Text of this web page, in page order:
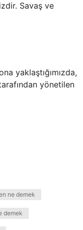
Savaş ve
yaklaştığımızda,
yönetilen
ne demek
demek